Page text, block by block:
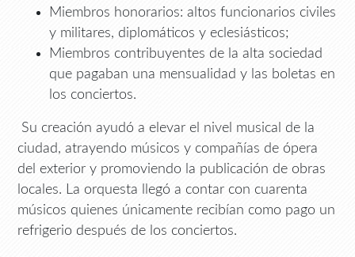
Miembros honorarios: altos funcionarios civiles
y militares, diplomáticos y eclesiásticos;
Miembros contribuyentes de la alta sociedad
que pagaban una mensualidad y las boletas en
los conciertos.
Su creación ayudó a elevar el nivel musical de la
ciudad, atrayendo músicos y compañías de ópera
del exterior y promoviendo la publicación de obras
locales. La orquesta llegó a contar con cuarenta
músicos quienes únicamente recibían como pago un
refrigerio después de los conciertos.